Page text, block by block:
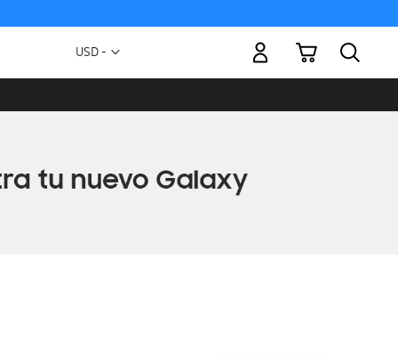
Moneda
USD -
Mi carrito